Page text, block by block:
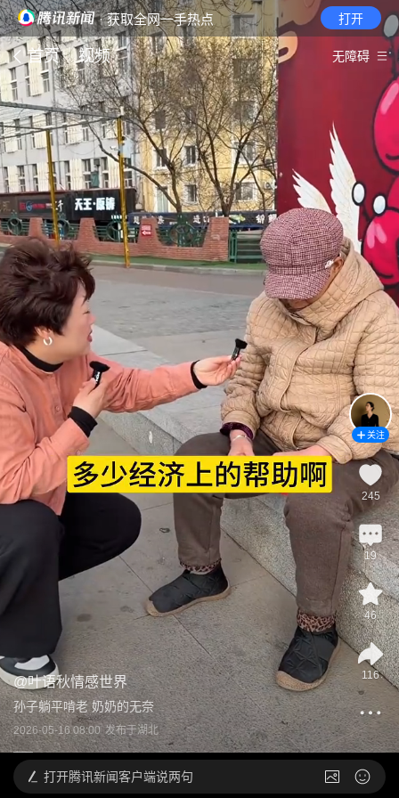
· 获取全网一手热点 打开
首页 视频 无障碍
@叶语秋情感世界
孙子躺平啃老 奶奶的无奈
2026-05-16 08:00 发布于湖北
关注
245
19
46
116
打开腾讯新闻客户端说两句